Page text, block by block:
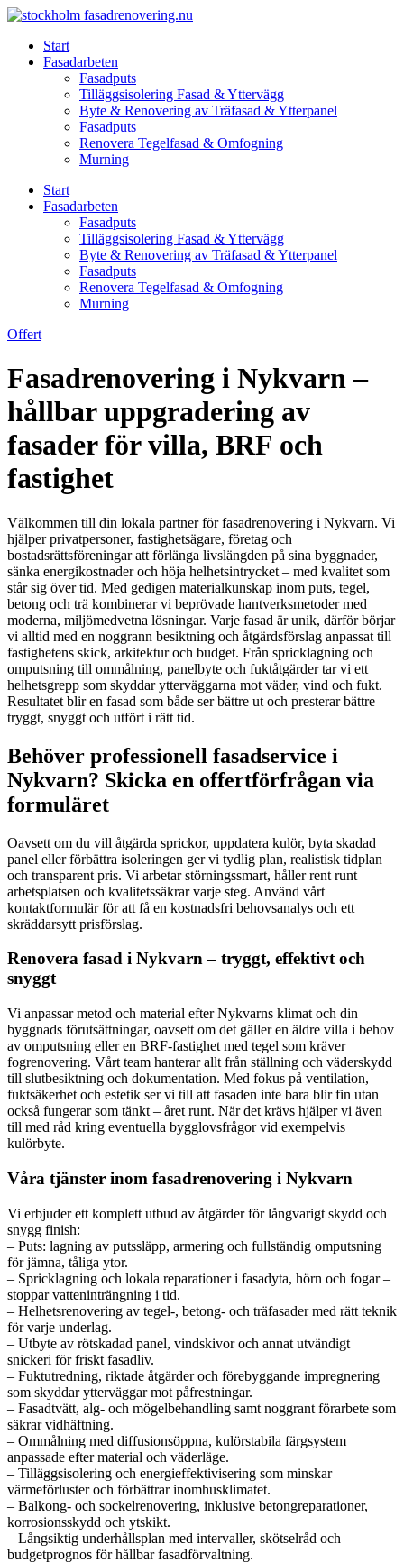
Skip
contentStart
Fasadarbeten
Fasadputs
Tilläggsisolering Fasad & Yttervägg
Byte & Renovering av Träfasad & Ytterpanel
Fasadputs
Renovera Tegelfasad & Omfogning
Murning
Start
Fasadarbeten
Fasadputs
Tilläggsisolering Fasad & Yttervägg
Byte & Renovering av Träfasad & Ytterpanel
Fasadputs
Renovera Tegelfasad & Omfogning
Murning
Offert
Fasadrenovering i Nykvarn –
hållbar uppgradering av
fasader för villa, BRF och
fastighet
Välkommen till din lokala partner för fasadrenovering i Nykvarn. Vi
hjälper privatpersoner, fastighetsägare, företag och
bostadsrättsföreningar att förlänga livslängden på sina byggnader,
sänka energikostnader och höja helhetsintrycket – med kvalitet som
står sig över tid. Med gedigen materialkunskap inom puts, tegel,
betong och trä kombinerar vi beprövade hantverksmetoder med
moderna, miljömedvetna lösningar. Varje fasad är unik, därför börjar
vi alltid med en noggrann besiktning och åtgärdsförslag anpassat till
fastighetens skick, arkitektur och budget. Från spricklagning och
omputsning till ommålning, panelbyte och fuktåtgärder tar vi ett
helhetsgrepp som skyddar ytterväggarna mot väder, vind och fukt.
Resultatet blir en fasad som både ser bättre ut och presterar bättre –
tryggt, snyggt och utfört i rätt tid.
Behöver professionell fasadservice i
Nykvarn? Skicka en offertförfrågan via
formuläret
Oavsett om du vill åtgärda sprickor, uppdatera kulör, byta skadad
panel eller förbättra isoleringen ger vi tydlig plan, realistisk tidplan
och transparent pris. Vi arbetar störningssmart, håller rent runt
arbetsplatsen och kvalitetssäkrar varje steg. Använd vårt
kontaktformulär för att få en kostnadsfri behovsanalys och ett
skräddarsytt prisförslag.
Renovera fasad i Nykvarn – tryggt, effektivt och
snyggt
Vi anpassar metod och material efter Nykvarns klimat och din
byggnads förutsättningar, oavsett om det gäller en äldre villa i behov
av omputsning eller en BRF-fastighet med tegel som kräver
fogrenovering. Vårt team hanterar allt från ställning och väderskydd
till slutbesiktning och dokumentation. Med fokus på ventilation,
fuktsäkerhet och estetik ser vi till att fasaden inte bara blir fin utan
också fungerar som tänkt – året runt. När det krävs hjälper vi även
till med råd kring eventuella bygglovsfrågor vid exempelvis
kulörbyte.
Våra tjänster inom fasadrenovering i Nykvarn
Vi erbjuder ett komplett utbud av åtgärder för långvarigt skydd och
snygg finish:
– Puts: lagning av putssläpp, armering och fullständig omputsning
för jämna, tåliga ytor.
– Spricklagning och lokala reparationer i fasadyta, hörn och fogar –
stoppar vatteninträngning i tid.
– Helhetsrenovering av tegel-, betong- och träfasader med rätt teknik
för varje underlag.
– Utbyte av rötskadad panel, vindskivor och annat utvändigt
snickeri för friskt fasadliv.
– Fuktutredning, riktade åtgärder och förebyggande impregnering
som skyddar ytterväggar mot påfrestningar.
– Fasadtvätt, alg- och mögelbehandling samt noggrant förarbete som
säkrar vidhäftning.
– Ommålning med diffusionsöppna, kulörstabila färgsystem
anpassade efter material och väderläge.
– Tilläggsisolering och energieffektivisering som minskar
värmeförluster och förbättrar inomhusklimatet.
– Balkong- och sockelrenovering, inklusive betongreparationer,
korrosionsskydd och ytskikt.
– Långsiktig underhållsplan med intervaller, skötselråd och
budgetprognos för hållbar fasadförvaltning.